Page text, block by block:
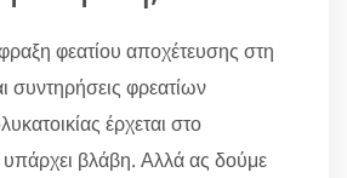
φεατίου αποχέτευσης στη
φρεατίων
έρχεται στο
βλάβη. Αλλά ας δούμε